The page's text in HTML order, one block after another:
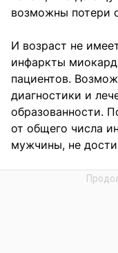
возможны потери
И возраст не
инфаркты
пациентов.
диагностики и
образованности.
от общего числа
мужчины, не